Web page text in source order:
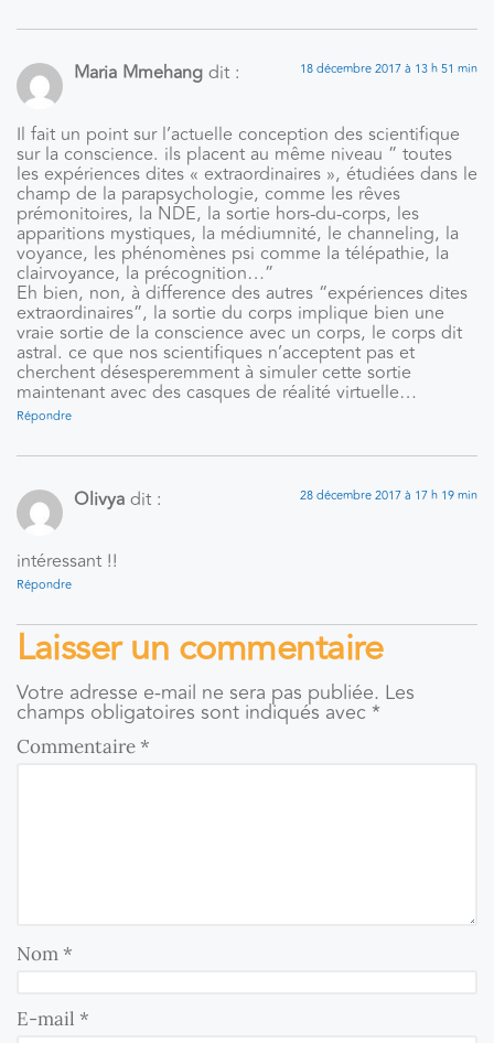
Maria Mmehang dit : 18 décembre 2017 à 13 h 51 min
Il fait un point sur l’actuelle conception des scientifique
sur la conscience. ils placent au même niveau ” toutes
les expériences dites « extraordinaires », étudiées dans le
champ de la parapsychologie, comme les rêves
prémonitoires, la NDE, la sortie hors-du-corps, les
apparitions mystiques, la médiumnité, le channeling, la
voyance, les phénomènes psi comme la télépathie, la
clairvoyance, la précognition…”
Eh bien, non, à difference des autres “expériences dites
extraordinaires”, la sortie du corps implique bien une
vraie sortie de la conscience avec un corps, le corps dit
astral. ce que nos scientifiques n’acceptent pas et
cherchent désesperemment à simuler cette sortie
maintenant avec des casques de réalité virtuelle…
Répondre
Olivya dit : 28 décembre 2017 à 17 h 19 min
intéressant !!
Répondre
Laisser un commentaire
Votre adresse e-mail ne sera pas publiée. Les
champs obligatoires sont indiqués avec *
Commentaire*
Nom*
E-mail *